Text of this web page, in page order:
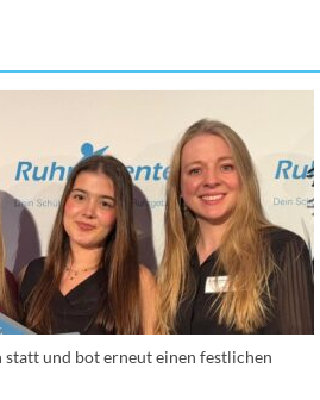
statt und bot erneut einen festlichen